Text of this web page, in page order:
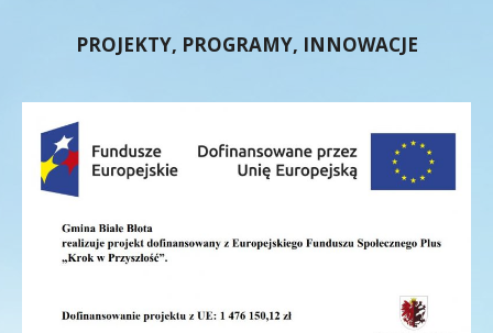
PROJEKTY, PROGRAMY, INNOWACJE